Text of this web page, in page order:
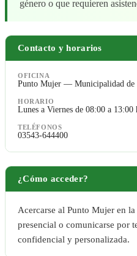
género o que requieren
Contacto y horarios
OFICINA
Punto Mujer — Municipalidad de
HORARIO
Lunes a Viernes de 08:00 a 13:00
TELÉFONOS
03543-644400
¿Cómo acceder?
Acercarse al Punto Mujer en
presencial o comunicarse por
confidencial y personalizada.